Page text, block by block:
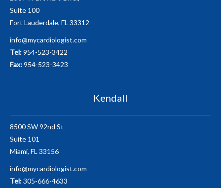
Suite 100
Fort Lauderdale, FL 33312
info@mycardiologist.com
Tel:954-523-3422
Fax:954-523-3423
Kendall
8500 SW 92nd St
Suite 101
Miami, FL 33156
info@mycardiologist.com
Tel:305-666-4633